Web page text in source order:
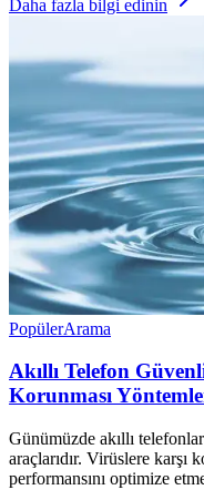
Daha fazla bilgi edinin
PopülerArama
Akıllı Telefon
Korunması
Günümüzde akıllı
araçlarıdır. Virüslere
performansını optimize